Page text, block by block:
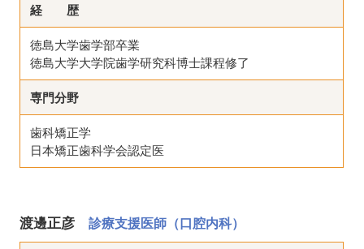
経 歴
徳島大学歯学部卒業
徳島大学大学院歯学研究科博士課程修了
専門分野
歯科矯正学
日本矯正歯科学会認定医
渡邊正彦診療支援医師（口腔内科）